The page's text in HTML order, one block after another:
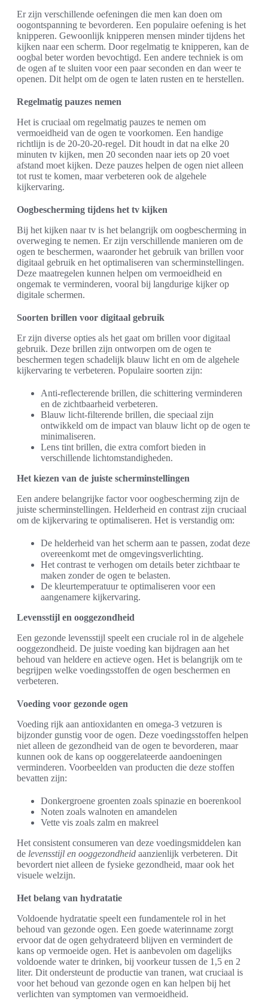
Er zijn verschillende oefeningen die men kan doen om
oogontspanning te bevorderen. Een populaire oefening is het
knipperen. Gewoonlijk knipperen mensen minder tijdens het
kijken naar een scherm. Door regelmatig te knipperen, kan de
oogbal beter worden bevochtigd. Een andere techniek is om
de ogen af te sluiten voor een paar seconden en dan weer te
openen. Dit helpt om de ogen te laten rusten en te herstellen.
Regelmatig pauzes nemen
Het is cruciaal om regelmatig pauzes te nemen om
vermoeidheid van de ogen te voorkomen. Een handige
richtlijn is de 20-20-20-regel. Dit houdt in dat na elke 20
minuten tv kijken, men 20 seconden naar iets op 20 voet
afstand moet kijken. Deze pauzes helpen de ogen niet alleen
tot rust te komen, maar verbeteren ook de algehele
kijkervaring.
Oogbescherming tijdens het tv kijken
Bij het kijken naar tv is het belangrijk om oogbescherming in
overweging te nemen. Er zijn verschillende manieren om de
ogen te beschermen, waaronder het gebruik van brillen voor
digitaal gebruik en het optimaliseren van scherminstellingen.
Deze maatregelen kunnen helpen om vermoeidheid en
ongemak te verminderen, vooral bij langdurige kijker op
digitale schermen.
Soorten brillen voor digitaal gebruik
Er zijn diverse opties als het gaat om brillen voor digitaal
gebruik. Deze brillen zijn ontworpen om de ogen te
beschermen tegen schadelijk blauw licht en om de algehele
kijkervaring te verbeteren. Populaire soorten zijn:
Anti-reflecterende brillen, die schittering verminderen
en de zichtbaarheid verbeteren.
Blauw licht-filterende brillen, die speciaal zijn
ontwikkeld om de impact van blauw licht op de ogen te
minimaliseren.
Lens tint brillen, die extra comfort bieden in
verschillende lichtomstandigheden.
Het kiezen van de juiste scherminstellingen
Een andere belangrijke factor voor oogbescherming zijn de
juiste scherminstellingen. Helderheid en contrast zijn cruciaal
om de kijkervaring te optimaliseren. Het is verstandig om:
De helderheid van het scherm aan te passen, zodat deze
overeenkomt met de omgevingsverlichting.
Het contrast te verhogen om details beter zichtbaar te
maken zonder de ogen te belasten.
De kleurtemperatuur te optimaliseren voor een
aangenamere kijkervaring.
Levensstijl en ooggezondheid
Een gezonde levensstijl speelt een cruciale rol in de algehele
ooggezondheid. De juiste voeding kan bijdragen aan het
behoud van heldere en actieve ogen. Het is belangrijk om te
begrijpen welke voedingsstoffen de ogen beschermen en
verbeteren.
Voeding voor gezonde ogen
Voeding rijk aan antioxidanten en omega-3 vetzuren is
bijzonder gunstig voor de ogen. Deze voedingsstoffen helpen
niet alleen de gezondheid van de ogen te bevorderen, maar
kunnen ook de kans op ooggerelateerde aandoeningen
verminderen. Voorbeelden van producten die deze stoffen
bevatten zijn:
Donkergroene groenten zoals spinazie en boerenkool
Noten zoals walnoten en amandelen
Vette vis zoals zalm en makreel
Het consistent consumeren van deze voedingsmiddelen kan
de levensstijl en ooggezondheid aanzienlijk verbeteren. Dit
bevordert niet alleen de fysieke gezondheid, maar ook het
visuele welzijn.
Het belang van hydratatie
Voldoende hydratatie speelt een fundamentele rol in het
behoud van gezonde ogen. Een goede waterinname zorgt
ervoor dat de ogen gehydrateerd blijven en vermindert de
kans op vermoeide ogen. Het is aanbevolen om dagelijks
voldoende water te drinken, bij voorkeur tussen de 1,5 en 2
liter. Dit ondersteunt de productie van tranen, wat cruciaal is
voor het behoud van gezonde ogen en kan helpen bij het
verlichten van symptomen van vermoeidheid.